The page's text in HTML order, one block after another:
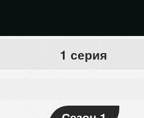
1 серия